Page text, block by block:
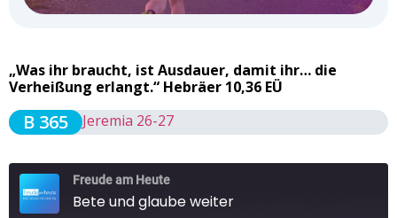
„Was ihr braucht, ist Ausdauer, damit ihr… die
Verheißung erlangt.“ Hebräer 10,36 EÜ
B 365 Jeremia 26-27
Freude am Heute
Bete und glaube weiter